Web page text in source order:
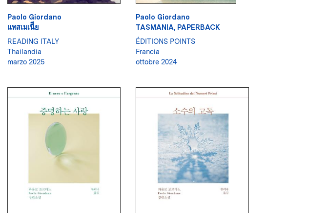
Paolo Giordano
แทสเมเนีีย
READING ITALY
Thailandia
marzo 2025
Paolo Giordano
TASMANIA, PAPERBACK
ÉDITIONS POINTS
Francia
ottobre 2024